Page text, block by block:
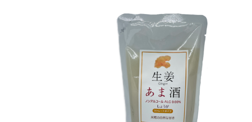
あまざけ しょうが
¥300